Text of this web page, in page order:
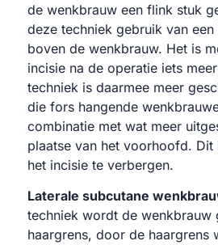
de wenkbrauw een flink stuk
deze techniek gebruik van
boven de wenkbrauw. Het is
incisie na de operatie iets
techniek is daarmee meer
die fors hangende
combinatie met wat meer
plaatse van het voorhoofd. Dit
het incisie te verbergen.
Laterale subcutane
techniek wordt de wenkbrauw
haargrens, door de haargrens